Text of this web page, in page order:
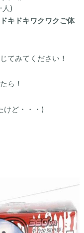
人)
キドキワクワクご体
てみてください！
ら！
ど・・・)